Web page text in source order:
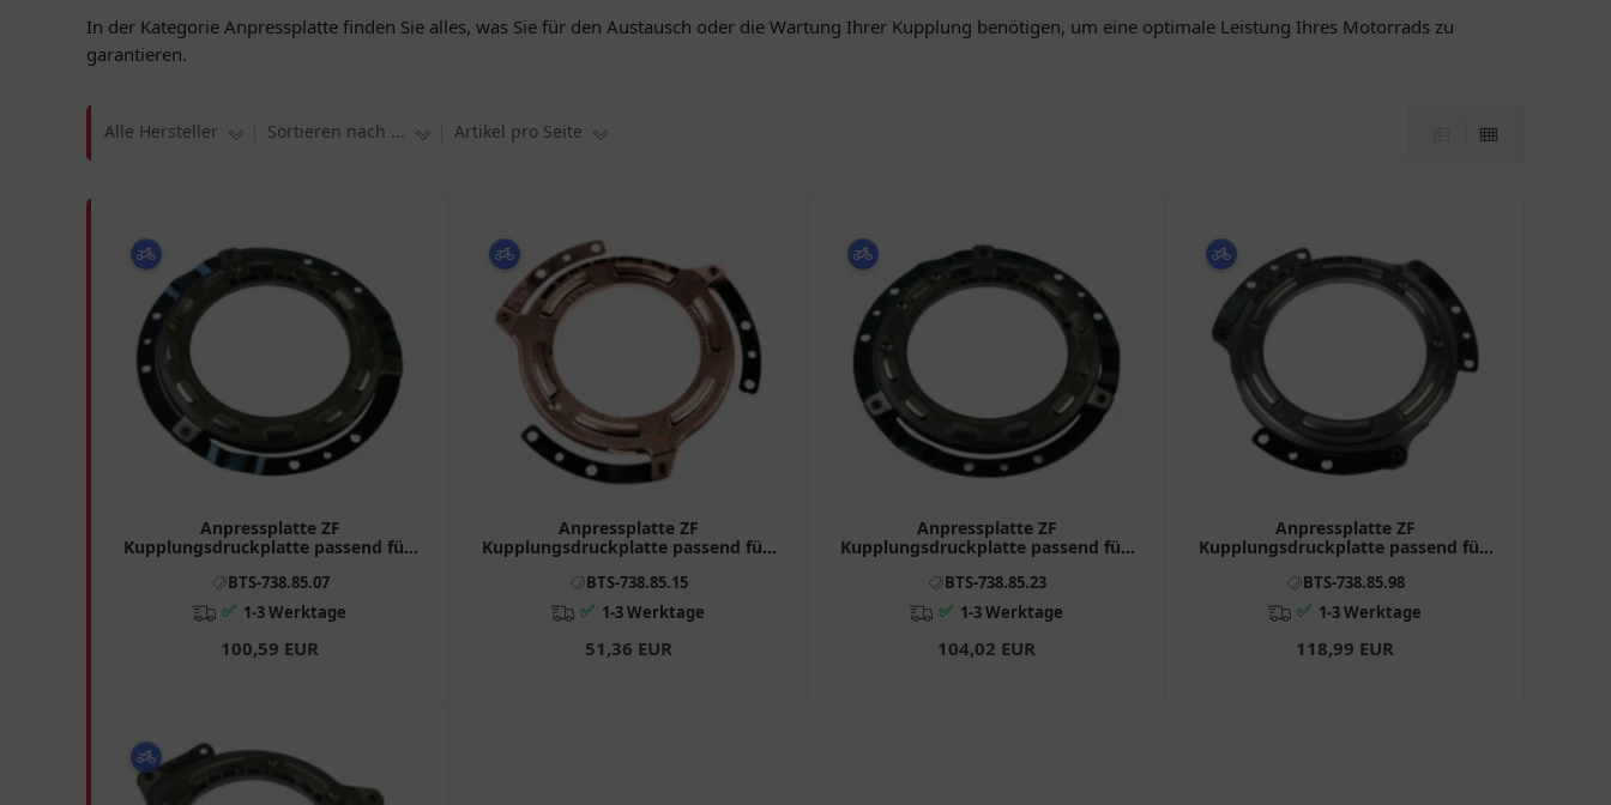
In der Kategorie Anpressplatte finden Sie alles, was Sie für den Austausch oder die Wartung Ihrer Kupplung benötigen, um eine optimale Leistung Ihres Motorrads zu
garantieren.
Alle Hersteller Sortieren nach ... Artikel pro Seite
Anpressplatte ZF
Kupplungsdruckplatte passend für:
BTS-738.85.07
✅ 1-3 Werktage
100,59 EUR
Anpressplatte ZF
Kupplungsdruckplatte passend für:
BTS-738.85.15
✅ 1-3 Werktage
51,36 EUR
Anpressplatte ZF
Kupplungsdruckplatte passend für:
BTS-738.85.23
✅ 1-3 Werktage
104,02 EUR
Anpressplatte ZF
Kupplungsdruckplatte passend für:
BTS-738.85.98
✅ 1-3 Werktage
118,99 EUR